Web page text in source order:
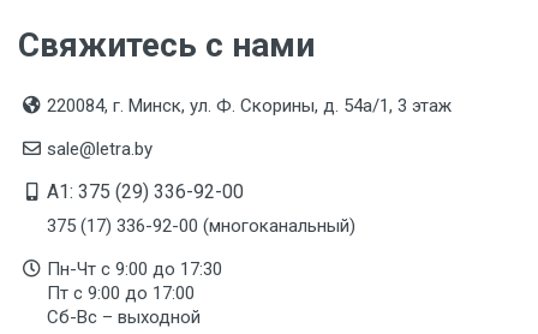
Свяжитесь с нами
220084, г. Минск, ул. Ф. Скорины, д. 54а/1, 3 этаж
sale@letra.by
A1: 375 (29) 336-92-00
375 (17) 336-92-00 (многоканальный)
Пн-Чт с 9:00 до 17:30
Пт с 9:00 до 17:00
Сб-Вс – выходной